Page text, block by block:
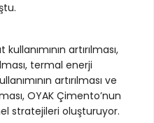
artırılması,
termal enerji
artırılması ve
OYAK Çimento’nun
stratejileri oluşturuyor.